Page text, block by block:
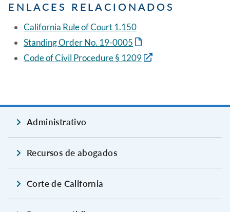
ENLACES RELACIONADOS
California Rule of Court 1.150
Standing Order No. 19-0005
Code of Civil Procedure § 1209
Administrativo
Recursos de abogados
Corte de California